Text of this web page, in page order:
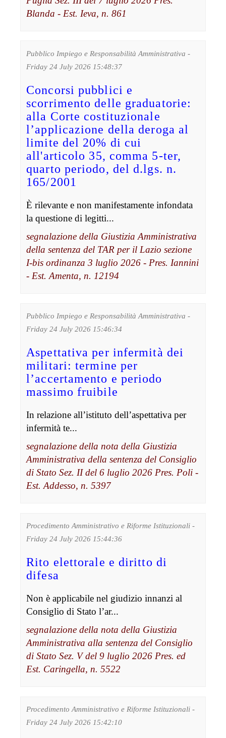
Blanda - Est. Ieva, n. 861
Pubblico Impiego e Responsabilità Amministrativa -
Friday 24 July 2026 15:48:37
Concorsi pubblici e
scorrimento delle graduatorie:
alla Corte costituzionale
l’applicazione della deroga al
limite del 20% di cui
all'articolo 35, comma 5-ter,
quarto periodo, del d.lgs. n.
165/2001
È rilevante e non manifestamente infondata
la questione di legitti...
segnalazione della Giustizia Amministrativa
della sentenza del TAR per il Lazio sezione
I-bis ordinanza 3 luglio 2026 - Pres. Iannini
- Est. Amenta, n. 12194
Pubblico Impiego e Responsabilità Amministrativa -
Friday 24 July 2026 15:46:34
Aspettativa per infermità dei
militari: termine per
l’accertamento e periodo
massimo fruibile
In relazione all’istituto dell’aspettativa per
infermità te...
segnalazione della nota della Giustizia
Amministrativa della sentenza del Consiglio
di Stato Sez. II del 6 luglio 2026 Pres. Poli -
Est. Addesso, n. 5397
Procedimento Amministrativo e Riforme Istituzionali -
Friday 24 July 2026 15:44:36
Rito elettorale e diritto di
difesa
Non è applicabile nel giudizio innanzi al
Consiglio di Stato l’ar...
segnalazione della nota della Giustizia
Amministrativa alla sentenza del Consiglio
di Stato Sez. V del 9 luglio 2026 Pres. ed
Est. Caringella, n. 5522
Procedimento Amministrativo e Riforme Istituzionali -
Friday 24 July 2026 15:42:10